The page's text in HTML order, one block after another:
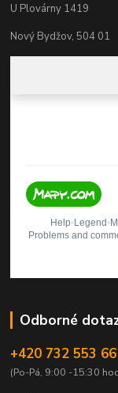
U Plovárny 1419
Nový Bydžov, 504 01
Odborné
+420 732 553
(Po-Pá, 9:00 -15:30